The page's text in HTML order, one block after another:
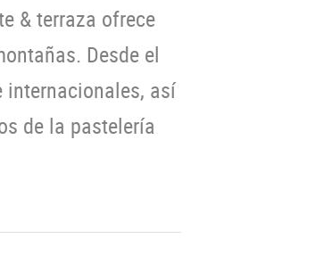
& terraza ofrece
Desde el
internacionales, así
de la pastelería